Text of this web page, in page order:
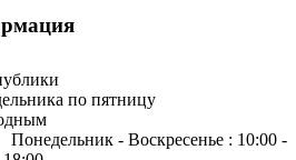
по пятницу
- Воскресенье : 10:00 -